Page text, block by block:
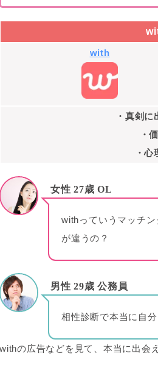
with
・真剣
・
・
女性 27歳 OL
withっていうマッチ
が違うの？
男性 29歳 公務員
相性診断で本当に自
withの広告などを見て、本当に出会